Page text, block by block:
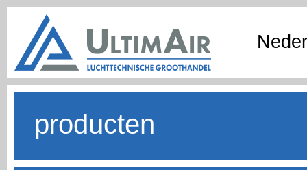
producten